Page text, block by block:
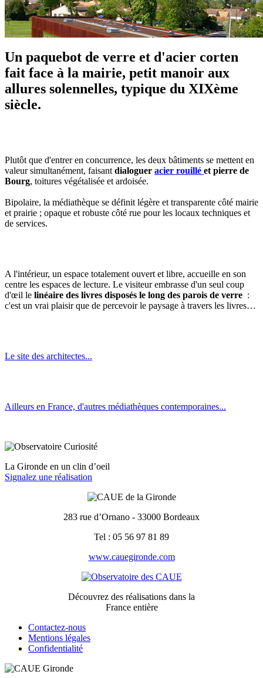
Un paquebot de verre et d'acier corten
fait face à la mairie, petit manoir aux
allures solennelles, typique du XIXème
siècle.
Plutôt que d'entrer en concurrence, les deux bâtiments se mettent en
valeur simultanément, faisant dialoguer acier rouillé et pierre de
Bourg, toitures végétalisée et ardoisée.
Bipolaire, la médiathèque se définit légère et transparente côté mairie
et prairie ; opaque et robuste côté rue pour les locaux techniques et
de services.
A l'intérieur, un espace totalement ouvert et libre, accueille en son
centre les espaces de lecture. Le visiteur embrasse d'un seul coup
d'œil le linéaire des livres disposés le long des parois de verre :
c'est un vrai plaisir que de percevoir le paysage à travers les livres…
Le site des architectes...
Ailleurs en France, d'autres médiathèques contemporaines...
La Gironde en un clin d’oeil
Signalez une réalisation
283 rue d’Ornano - 33000 Bordeaux
Tel : 05 56 97 81 89
www.cauegironde.com
Découvrez des réalisations dans la
France entière
Contactez-nous
Mentions légales
Confidentialité